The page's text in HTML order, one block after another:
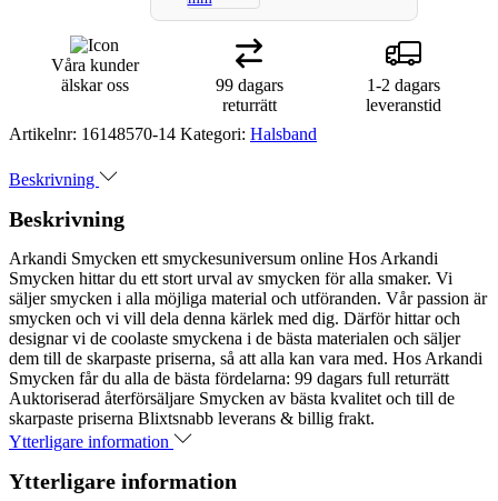
Våra kunder
älskar oss
99 dagars
returrätt
1-2 dagars
leveranstid
Artikelnr: 16148570-14 Kategori: Halsband
Beskrivning
Beskrivning
Arkandi Smycken ett smyckesuniversum online Hos Arkandi
Smycken hittar du ett stort urval av smycken för alla smaker. Vi
säljer smycken i alla möjliga material och utföranden. Vår passion är
smycken och vi vill dela denna kärlek med dig. Därför hittar och
designar vi de coolaste smyckena i de bästa materialen och säljer
dem till de skarpaste priserna, så att alla kan vara med. Hos Arkandi
Smycken får du alla de bästa fördelarna: 99 dagars full returrätt
Auktoriserad återförsäljare Smycken av bästa kvalitet och till de
skarpaste priserna Blixtsnabb leverans & billig frakt.
Ytterligare information
Ytterligare information